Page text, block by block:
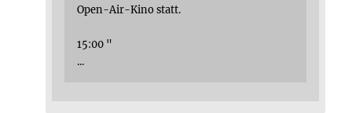
Open-Air-Kino statt.
15:00 "
...